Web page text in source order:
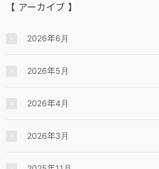
【 アーカイブ 】
2026年6月
2026年5月
2026年4月
2026年3月